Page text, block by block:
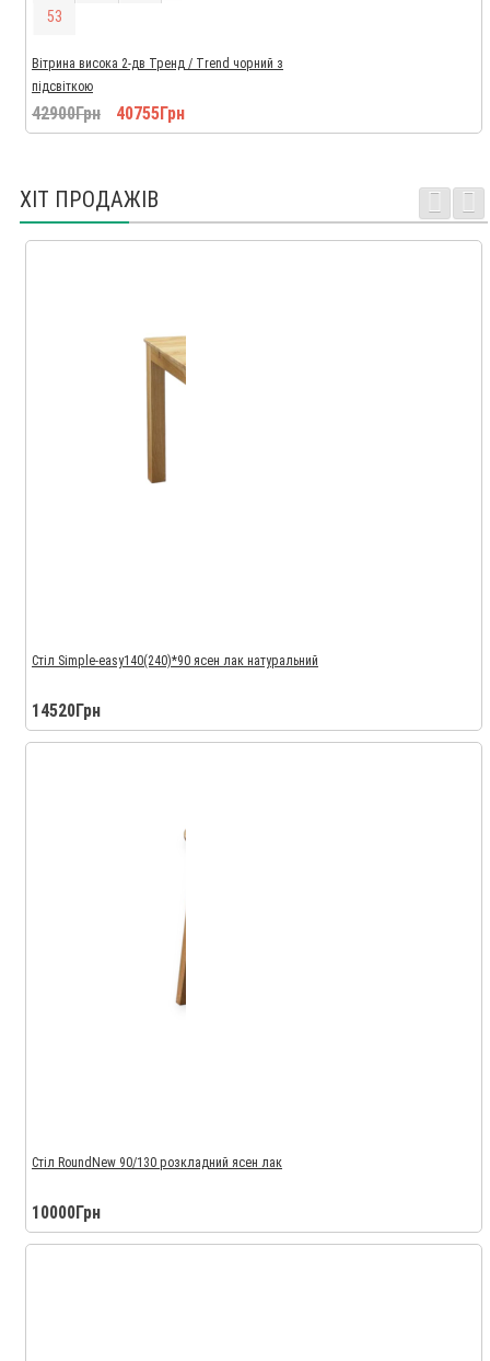
52
Вітрина висока 2-дв Тренд / Trend чорний з
підсвіткою
42900Грн 40755Грн
ХІТ ПРОДАЖІВ
Стіл Simple-easy140(240)*90 ясен лак натуральний
14520Грн
Стіл RoundNew 90/130 розкладний ясен лак
10000Грн